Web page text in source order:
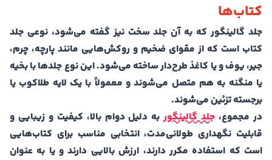
کتاب‌ها
جلد گالینگور که به آن جلد سخت نیز گفته می‌شود، نوعی جلد
کتاب است که از مقوای ضخیم و روکش‌هایی مانند پارچه، چرم،
جیر، یوف و یا کاغذ طرح‌دار ساخته می‌شود. این نوع جلدها با بخیه
یا منگنه به هم متصل می‌شوند و معمولاً با یک لایه طلاکوب یا
برجسته تزئین می‌شوند.
در مجموع، جلد گالینگوربه دلیل دوام بالا، کیفیت و زیبایی و
قابلیت نگهداری طولانی‌مدت، انتخابی مناسب برای کتاب‌هایی
است که استفاده مکرر دارند، ارزش بالایی دارند و یا به عنوان